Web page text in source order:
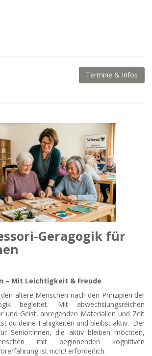
Termine & Infos
Geragogik für
– Mit Leichtigkeit & Freude
ältere Menschen nach den Prinzipien der
begleitet. Mit abwechslungsreichen
und Geist, anregenden Materialien und Zeit
du deine Fähigkeiten und bleibst aktiv. Der
Senior:innen, die aktiv bleiben möchten,
mit beginnenden kognitiven
ist nicht! erforderlich.